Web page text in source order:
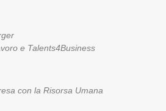
e Talents4Business
con la Risorsa Umana